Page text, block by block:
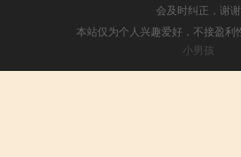
会及时纠正，谢谢
本站仅为个人兴趣爱好，不接盈利
小男孩